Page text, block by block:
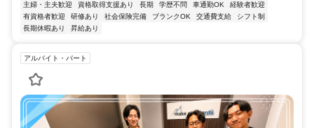
主婦・主夫歓迎 資格取得支援あり 長期 学歴不問 車通勤OK
経験者歓迎
有資格者歓迎
研修あり 社会保険完備 ブランクOK 交通費支給
シフト制
長期休暇あり
昇給あり
アルバイト・パート